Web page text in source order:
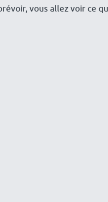
vous allez voir ce